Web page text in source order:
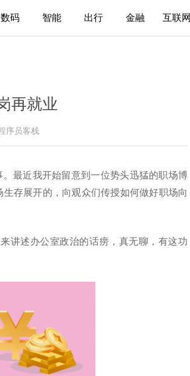
数码 智能 出行 金融 互联网
再就业
序员客栈
最近我开始留意到一位势头迅猛的职场博
存展开的，向观众们传授如何做好职场向
讲述办公室政治的话痨，真无聊，有这功